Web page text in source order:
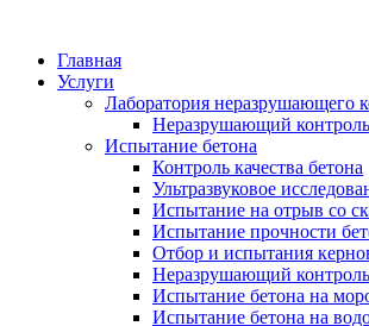
Главная
Услуги
Лаборатория неразрушающего
Неразрушающий
Испытание бетона
Контроль качества бетона
Ультразвуковое
Испытание на отрыв со
Испытание прочности
Отбор и испытания
Неразрушающий контроль
Испытание бетона на
Испытание бетона на